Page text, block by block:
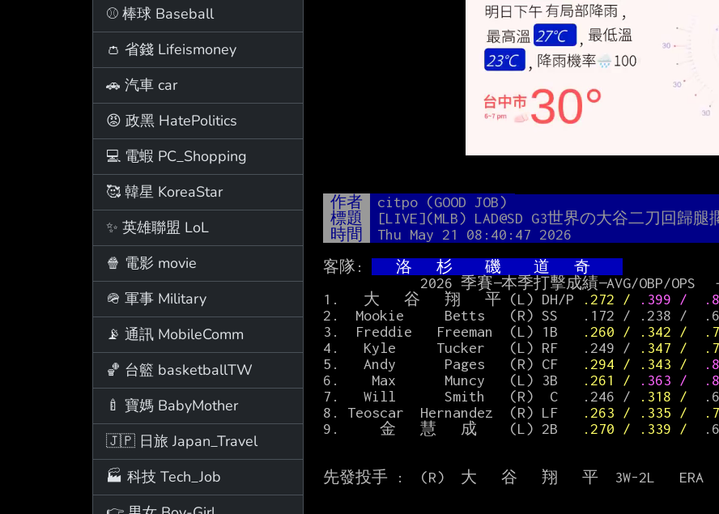
⚾ 棒球 Baseball
👛 省錢 Lifeismoney
🚗 汽車 car
😡 政黑 HatePolitics
💻 電蝦 PC_Shopping
🥰 韓星 KoreaStar
✨ 英雄聯盟 LoL
🍿 電影 movie
🪖 軍事 Military
📡 通訊 MobileComm
🏀 台籃 basketballTW
🍼 寶媽 BabyMother
🇯🇵 日旅 Japan_Travel
🏭 科技 Tech_Job
作者 citpo (GOOD JOB)
標題
[LIVE](MLB) LAD@SD G3世界の大谷二刀回歸腿
時間
Thu May 21 08:40:47 2026
客隊:
   洛   杉    磯    道   奇
1.   大   谷   翔   平 (L) DH/P
.272 / .399 /
2.  Mookie     Betts   (R) SS   .172 / .238 /
3.  Freddie   Freeman  (L) 1B
.260 / .342 /
4.   Kyle     Tucker   (L) RF   .249 /
.347 /
5.   Andy      Pages   (R) CF
.294 / .343 /
6.    Max      Muncy   (L) 3B
.261 /
.363 /
7.   Will      Smith   (R)  C   .246 / .318 /
8. Teoscar  Hernandez  (R) LF
.263 / .335 /
9.     金   慧   成    (L) 2B
.270 / .339 /
先發投手 :  (R)  大   谷   翔   平  3W-2L   ERA